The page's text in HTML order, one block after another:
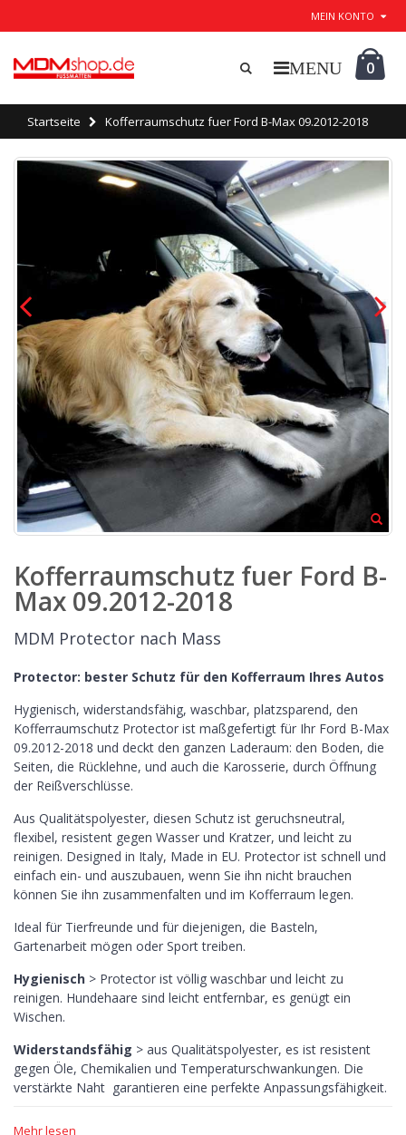
MEIN KONTO
0
Startseite Kofferraumschutz fuer Ford B-Max 09.2012-2018
Kofferraumschutz fuer Ford B-
Max 09.2012-2018
MDM Protector nach Mass
Protector: bester Schutz für den Kofferraum Ihres Autos
Hygienisch, widerstandsfähig, waschbar, platzsparend, den
Kofferraumschutz Protector ist maßgefertigt für Ihr Ford B-Max
09.2012-2018 und deckt den ganzen Laderaum: den Boden, die
Seiten, die Rücklehne, und auch die Karosserie, durch Öffnung
der Reißverschlüsse.
Aus Qualitätspolyester, diesen Schutz ist geruchsneutral,
flexibel, resistent gegen Wasser und Kratzer, und leicht zu
reinigen. Designed in Italy, Made in EU. Protector ist schnell und
einfach ein- und auszubauen, wenn Sie ihn nicht brauchen
können Sie ihn zusammenfalten und im Kofferraum legen.
Ideal für Tierfreunde und für diejenigen, die Basteln,
Gartenarbeit mögen oder Sport treiben.
Hygienisch > Protector ist völlig waschbar und leicht zu
reinigen. Hundehaare sind leicht entfernbar, es genügt ein
Wischen.
Widerstandsfähig > aus Qualitätspolyester, es ist resistent
gegen Öle, Chemikalien und Temperaturschwankungen. Die
verstärkte Naht garantieren eine perfekte Anpassungsfähigkeit.
Mehr lesen